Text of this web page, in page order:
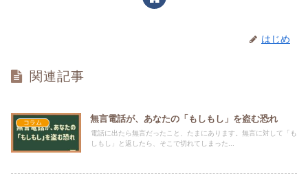
はじめ
関連記事
コラム 無言電話が、あなたの「もしもし」を盗む恐れ
電話に出たら無言だったこと、たまにあります。無言に対して「も
しもし」と返したら、そこで切れてしまった...